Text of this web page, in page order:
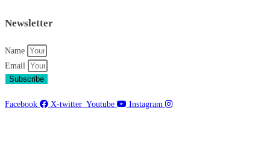
Newsletter
Name
Email
Subscribe
Facebook X-twitter Youtube Instagram